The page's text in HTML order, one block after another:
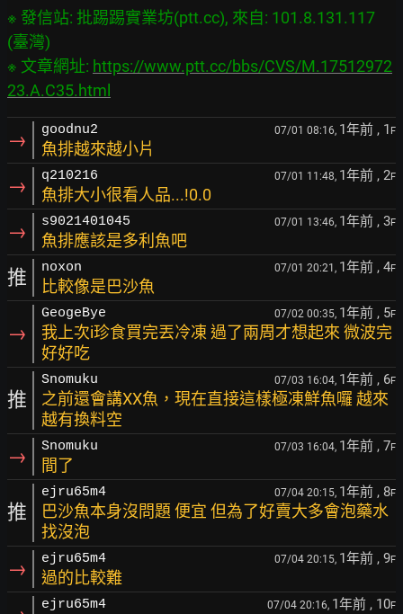
※ 發信站: 批踢踢實業坊(ptt.cc), 來自: 101.8.131.117
(臺灣)
※ 文章網址: https://www.ptt.cc/bbs/CVS/M.17512972
23.A.C35.html
→ goodnu2 07/01 08:16, 1年前 , 1 F
魚排越來越小片
→ q210216 07/01 11:48, 1年前 , 2F
魚排大小很看人品...!0.0
→ s9021401045 07/01 13:46, 1年前 , 3F
魚排應該是多利魚吧
推 noxon 07/01 20:21, 1年前 , 4F
比較像是巴沙魚
→
GeogeBye 07/02 00:35, 1年前 , 5F
我上次i珍食買完丟冷凍 過了兩周才想起來 微波完
好好吃
推
Snomuku 07/03 16:04, 1年前 , 6F
之前還會講XX魚，現在直接這樣極凍鮮魚囉 越來
越有換料空
→ Snomuku 07/03 16:04, 1年前 , 7F
間了
推
ejru65m4 07/04 20:15, 1年前 , 8F
巴沙魚本身沒問題 便宜 但為了好賣大多會泡藥水
找沒泡
→ ejru65m4 07/04 20:15, 1年前 , 9F
過的比較難
ejru65m4 07/04 20:16, 1年前 , 10F